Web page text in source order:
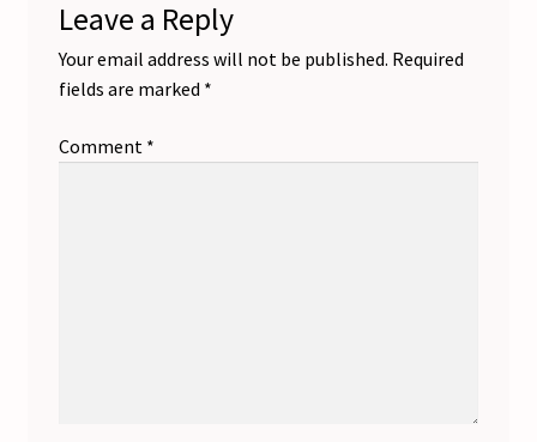
Leave a Reply
Your email address will not be published. Required
fields are marked *
Comment *